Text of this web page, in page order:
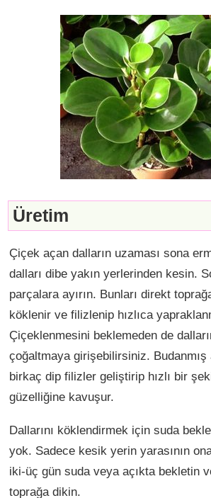
Üretim
Çiçek açan dalların uzaması sona
dalları dibe yakın yerlerinden kesin.
parçalara ayırın. Bunları direkt
köklenir ve filizlenip hızlıca
Çiçeklenmesini beklemeden de
çoğaltmaya girişebilirsiniz.
birkaç dip filizler geliştirip hızlı bir
güzelliğine kavuşur.
Dallarını köklendirmek için suda
yok. Sadece kesik yerin yarasının
iki-üç gün suda veya açıkta bekletin
toprağa dikin.